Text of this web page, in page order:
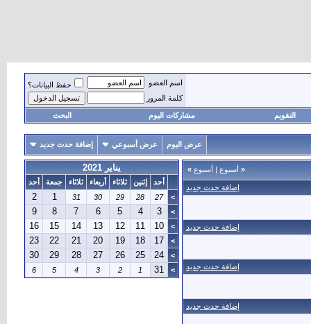
اسم العضو
حفظ البيانات؟
كلمة المرور
التقويم مشاركات اليوم البحث
عرض اليوم عرض أسبوعي إضافة حدث جديد
« أسبوع | أسبوع »
إضافة حدث جديد
إضافة حدث جديد
إضافة حدث جديد
إضافة حدث جديد
يناير 2021
أحد إثنين ثلاثاء أربعاء ثلاثاء جمعة
أحد
>
27
28
29
30
31
1
2
>
3
4
5
6
7
8
9
>
10
11
12
13
14
15
16
>
17
18
19
20
21
22
23
>
24
25
26
27
28
29
30
>
31
1
2
3
4
5
6